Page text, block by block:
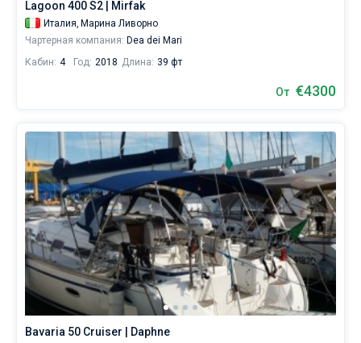
себе
жизни
без
Lagoon 400 S2 | Mirfak
Италия, Марина Ливорно
Чартерная компания: Dea dei Mari
Кабин: 4 Год: 2018 Длина: 39 фт
От €4300
Bavaria 50 Cruiser | Daphne